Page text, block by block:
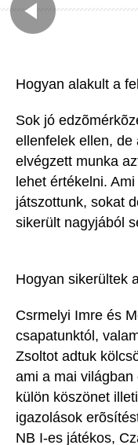
Hogyan alakult a
Sok jó
ellenfelek ellen, de
elvégzett munka
lehet értékelni.
játszottunk, sokat
sikerült nagyjából
Hogyan sikerültek
Csrmelyi Imre és
csapatunktól,
Zsoltot adtuk
ami a mai
külön köszönet
igazolások
NB I-es játékos,